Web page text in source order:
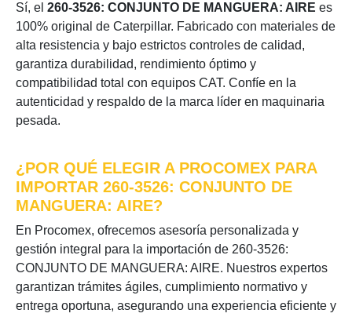
Sí, el 260-3526: CONJUNTO DE MANGUERA: AIRE es
100% original de Caterpillar. Fabricado con materiales de
alta resistencia y bajo estrictos controles de calidad,
garantiza durabilidad, rendimiento óptimo y
compatibilidad total con equipos CAT. Confíe en la
autenticidad y respaldo de la marca líder en maquinaria
pesada.
¿POR QUÉ ELEGIR A PROCOMEX PARA
IMPORTAR 260-3526: CONJUNTO DE
MANGUERA: AIRE?
En Procomex, ofrecemos asesoría personalizada y
gestión integral para la importación de 260-3526:
CONJUNTO DE MANGUERA: AIRE. Nuestros expertos
garantizan trámites ágiles, cumplimiento normativo y
entrega oportuna, asegurando una experiencia eficiente y